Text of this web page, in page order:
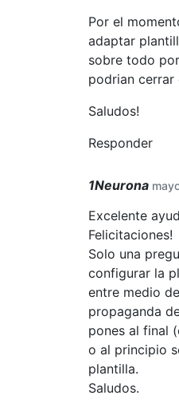
Por el
adaptar
sobre todo
podrian cerrar
Saludos!
Responder
1Neurona
Excelente
Felicitaciones!
Solo una
configurar la
entre medio
propaganda
pones al final
o al principio
plantilla.
Saludos.